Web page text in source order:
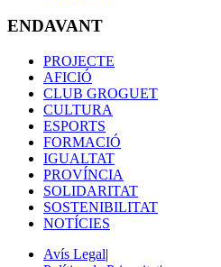
ENDAVANT
PROJECTE
AFICIÓ
CLUB GROGUET
CULTURA
ESPORTS
FORMACIÓ
IGUALTAT
PROVÍNCIA
SOLIDARITAT
SOSTENIBILITAT
NOTÍCIES
Avís Legal|